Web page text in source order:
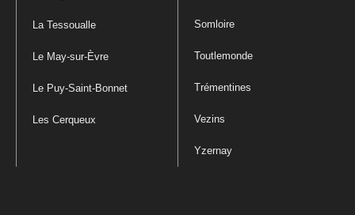
La Tessoualle
Le May-sur-Èvre
Le Puy-Saint-Bonnet
Les Cerqueux
Somloire
Toutlemonde
Trémentines
Vezins
Yzernay